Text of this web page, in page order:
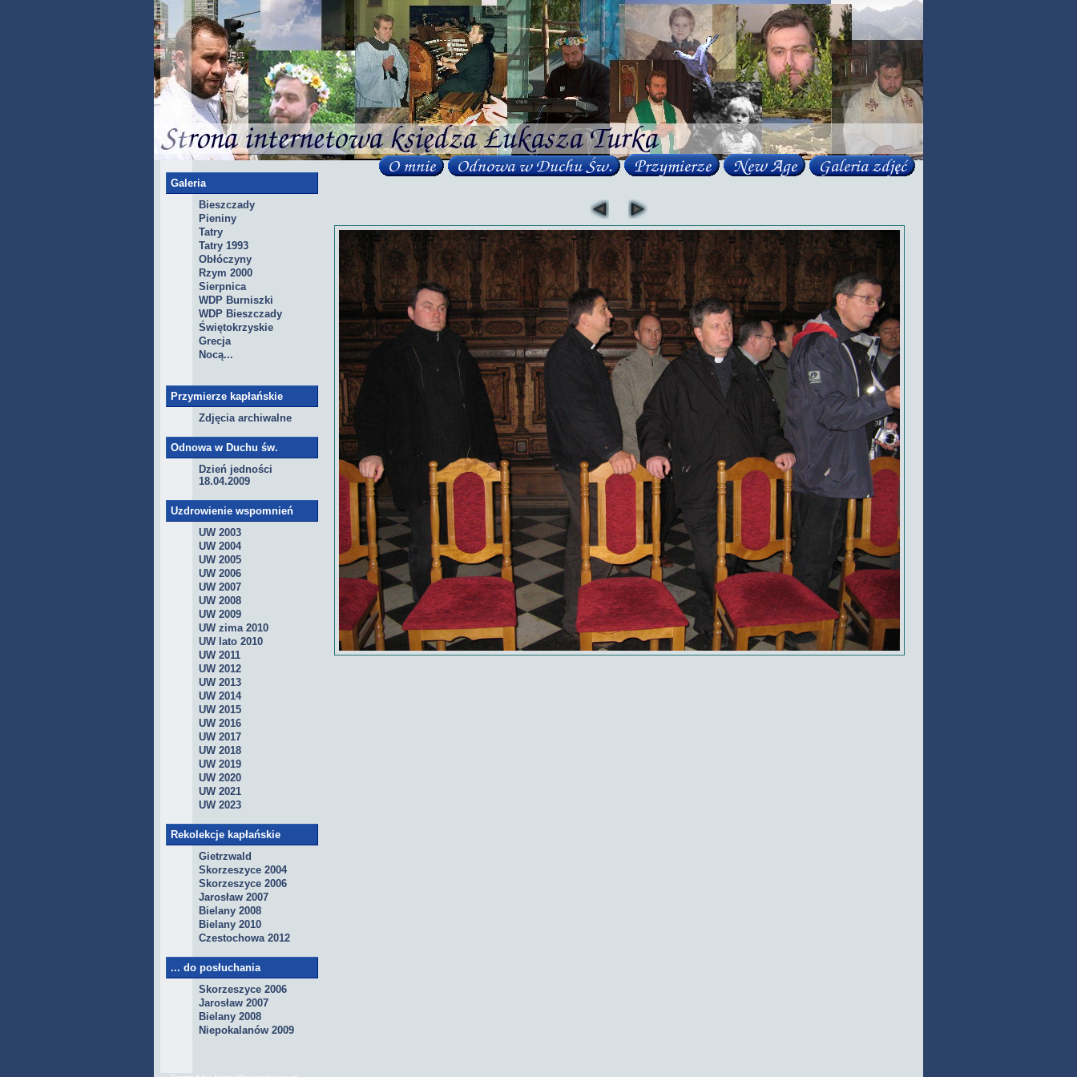
Galeria
Bieszczady
Pieniny
Tatry
Tatry 1993
Obłóczyny
Rzym 2000
Sierpnica
WDP Burniszki
WDP Bieszczady
Świętokrzyskie
Grecja
Nocą...
Przymierze kapłańskie
Zdjęcia archiwalne
Odnowa w Duchu św.
Dzień jedności
18.04.2009
Uzdrowienie wspomnień
UW 2003
UW 2004
UW 2005
UW 2006
UW 2007
UW 2008
UW 2009
UW zima 2010
UW lato 2010
UW 2011
UW 2012
UW 2013
UW 2014
UW 2015
UW 2016
UW 2017
UW 2018
UW 2019
UW 2020
UW 2021
UW 2023
Rekolekcje kapłańskie
Gietrzwald
Skorzeszyce 2004
Skorzeszyce 2006
Jarosław 2007
Bielany 2008
Bielany 2010
Czestochowa 2012
... do posłuchania
Skorzeszyce 2006
Jarosław 2007
Bielany 2008
Niepokalanów 2009